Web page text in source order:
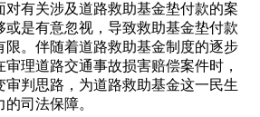
对有关涉及道路救助基金垫付款的案
或是有意忽视，导致救助基金垫付款
限。伴随着道路救助基金制度的逐步
理道路交通事故损害赔偿案件时，
审判思路，为道路救助基金这一民生
司法保障。